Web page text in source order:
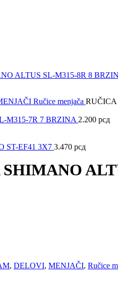
Ručice menjača
M315-7R 7 BRZINA 2.200 рсд
ST-EF41 3X7 3.470 рсд
, DELOVI, MENJAČI, Ručice